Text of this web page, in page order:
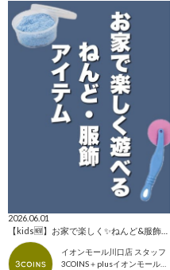
2026.06.01
イオンモール川口店 スタッフ
3COINS＋plusイオンモール川口店